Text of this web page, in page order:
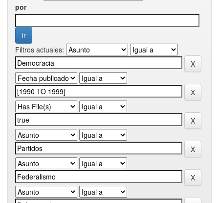
por
Filtros actuales: